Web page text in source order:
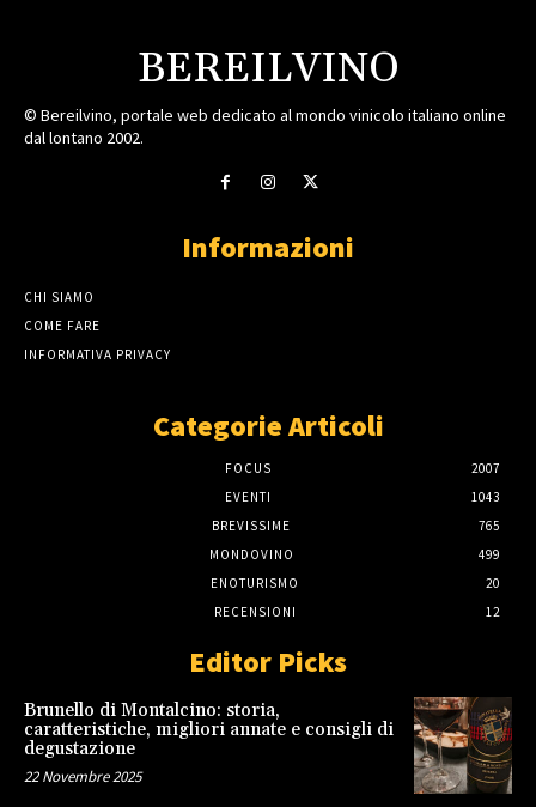
BEREILVINO
© Bereilvino, portale web dedicato al mondo vinicolo italiano online
dal lontano 2002.
Informazioni
CHI SIAMO
COME FARE
INFORMATIVA PRIVACY
Categorie Articoli
FOCUS
2007
EVENTI
1043
BREVISSIME
765
MONDOVINO
499
ENOTURISMO
20
RECENSIONI
12
Editor Picks
Brunello di Montalcino: storia,
caratteristiche, migliori annate e consigli di
degustazione
22 Novembre 2025